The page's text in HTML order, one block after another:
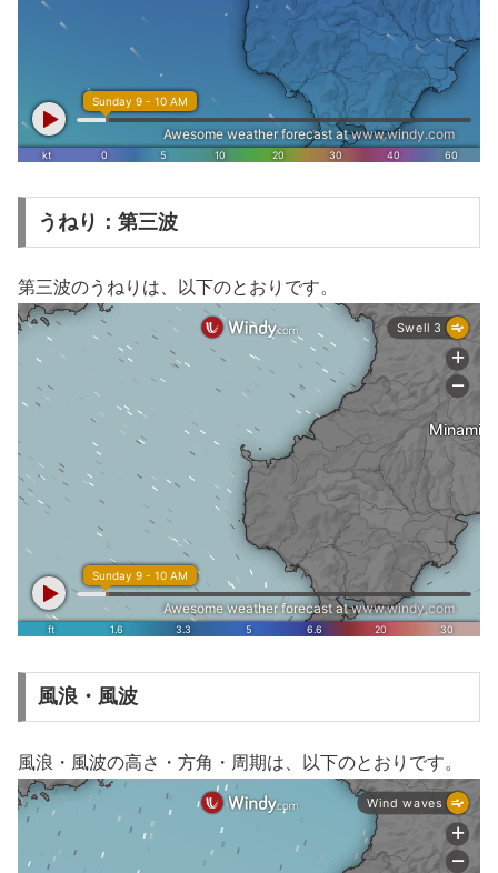
うねり：第三波
第三波のうねりは、以下のとおりです。
風浪・風波
風浪・風波の高さ・方角・周期は、以下のとおりです。